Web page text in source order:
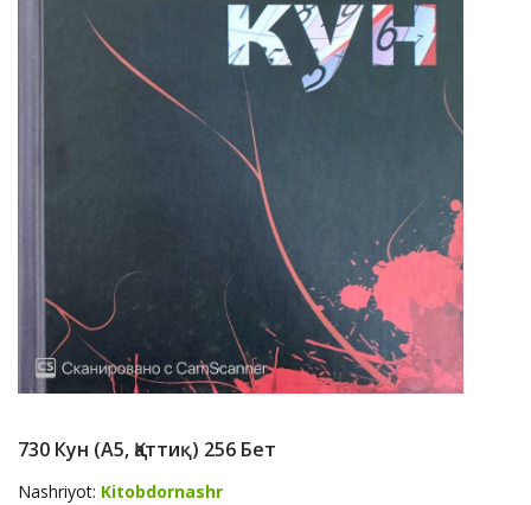
730 Кун (А5, Қаттиқ) 256 Бет
Nashriyot: Kitobdornashr